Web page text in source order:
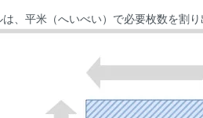
、平米（へいべい）で必要枚数を割